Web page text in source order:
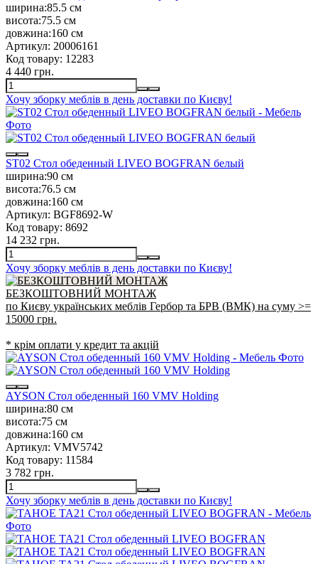
ширина:85.5 см
висота:75.5 см
довжина:160 см
Артикул: 20006161
Код товару: 12283
4 440 грн.
Хочу зборку меблів в день доставки по Києву!
ST02 Стол обеденный LIVEO BOGFRAN белый
ширина:90 см
висота:76.5 см
довжина:160 см
Артикул: BGF8692-W
Код товару: 8692
14 232 грн.
Хочу зборку меблів в день доставки по Києву!
БЕЗКОШТОВНИЙ МОНТАЖ
по Києву українських меблів Гербор та БРВ (ВМК) на суму >=
15000 грн.
* крім оплати у кредит та акцій
AYSON Стол обеденный 160 VMV Holding
ширина:80 см
висота:75 см
довжина:160 см
Артикул: VMV5742
Код товару: 11584
3 782 грн.
Хочу зборку меблів в день доставки по Києву!